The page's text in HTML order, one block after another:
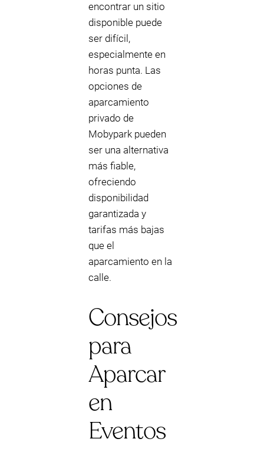
encontrar un sitio
disponible puede
ser difícil,
especialmente en
horas punta. Las
opciones de
aparcamiento
privado de
Mobypark pueden
ser una alternativa
más fiable,
ofreciendo
disponibilidad
garantizada y
tarifas más bajas
que el
aparcamiento en la
calle.
Consejos
para
Aparcar
en
Eventos